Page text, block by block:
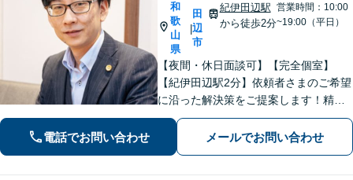
和
歌
山
県
|
田
辺
市
紀伊田辺駅
から徒歩2分
営業時間：10:00
~19:00（平日）
【夜間・休日面談可】【完全個室】
【紀伊田辺駅2分】依頼者さまのご希望
に沿った解決策をご提案します！精神
面への配慮も大切に【交通事故】示談
交渉の豊富な経験を活かし、賠償金の
増額を目指します【相続問題】不動産
電話でお問い合わせ メールでお問い合わせ